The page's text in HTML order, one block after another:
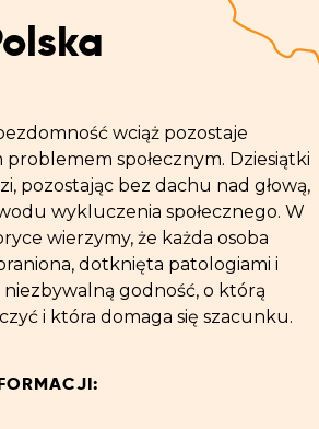
wciąż pozostaje
problemem społecznym. Dziesiątki
pozostając bez dachu nad głową,
wykluczenia społecznego. W
wierzymy, że każda osoba
dotknięta patologiami i
niezbywalną godność, o którą
i która domaga się szacunku.